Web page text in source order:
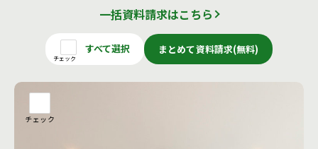
一括資料請求はこちら
チェック
すべて選択 まとめて資料請求(無料)
チェック